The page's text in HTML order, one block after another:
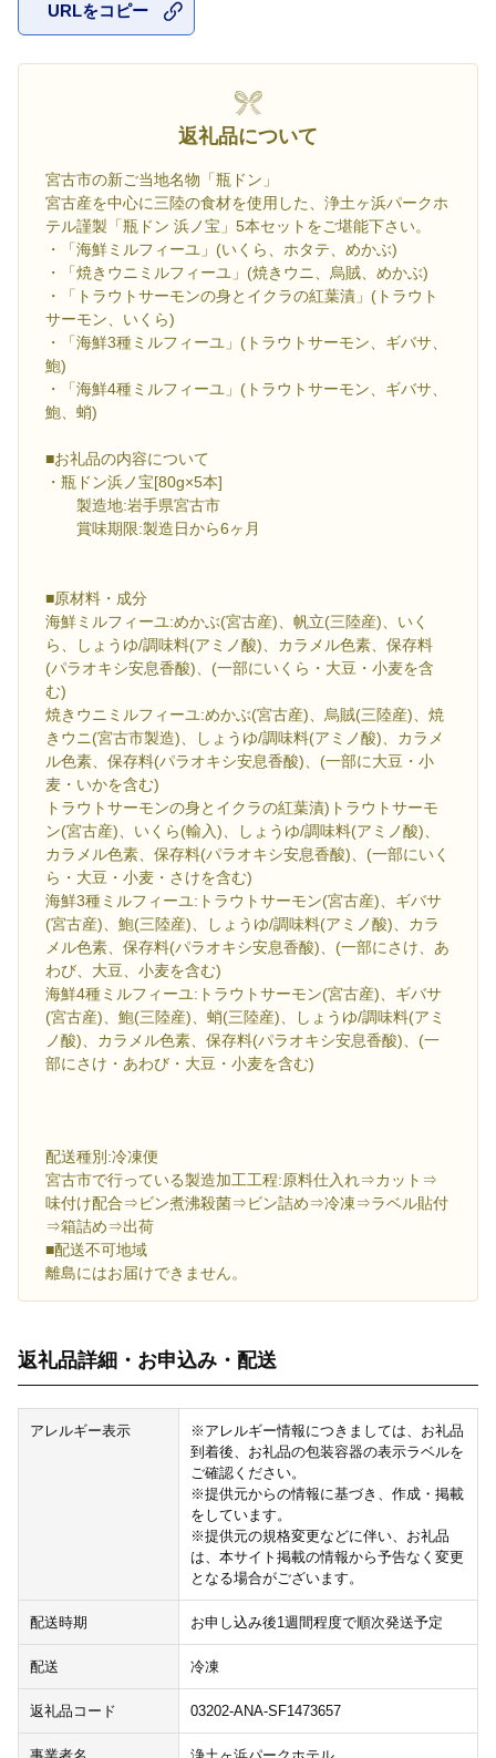
URLをコピー
返礼品について
宮古市の新ご当地名物「瓶ドン」
宮古産を中心に三陸の食材を使用した、浄土ヶ浜パークホ
テル謹製「瓶ドン 浜ノ宝」5本セットをご堪能下さい。
・「海鮮ミルフィーユ」(いくら、ホタテ、めかぶ)
・「焼きウニミルフィーユ」(焼きウニ、烏賊、めかぶ)
・「トラウトサーモンの身とイクラの紅葉漬」(トラウト
サーモン、いくら)
・「海鮮3種ミルフィーユ」(トラウトサーモン、ギバサ、
鮑)
・「海鮮4種ミルフィーユ」(トラウトサーモン、ギバサ、
鮑、蛸)
■お礼品の内容について
・瓶ドン浜ノ宝[80g×5本]
製造地:岩手県宮古市
賞味期限:製造日から6ヶ月
■原材料・成分
海鮮ミルフィーユ:めかぶ(宮古産)、帆立(三陸産)、いく
ら、しょうゆ/調味料(アミノ酸)、カラメル色素、保存料
(パラオキシ安息香酸)、(一部にいくら・大豆・小麦を含
む)
焼きウニミルフィーユ:めかぶ(宮古産)、烏賊(三陸産)、焼
きウニ(宮古市製造)、しょうゆ/調味料(アミノ酸)、カラメ
ル色素、保存料(パラオキシ安息香酸)、(一部に大豆・小
麦・いかを含む)
トラウトサーモンの身とイクラの紅葉漬)トラウトサーモ
ン(宮古産)、いくら(輸入)、しょうゆ/調味料(アミノ酸)、
カラメル色素、保存料(パラオキシ安息香酸)、(一部にいく
ら・大豆・小麦・さけを含む)
海鮮3種ミルフィーユ:トラウトサーモン(宮古産)、ギバサ
(宮古産)、鮑(三陸産)、しょうゆ/調味料(アミノ酸)、カラ
メル色素、保存料(パラオキシ安息香酸)、(一部にさけ、あ
わび、大豆、小麦を含む)
海鮮4種ミルフィーユ:トラウトサーモン(宮古産)、ギバサ
(宮古産)、鮑(三陸産)、蛸(三陸産)、しょうゆ/調味料(アミ
ノ酸)、カラメル色素、保存料(パラオキシ安息香酸)、(一
部にさけ・あわび・大豆・小麦を含む)
配送種別:冷凍便
宮古市で行っている製造加工工程:原料仕入れ⇒カット⇒
味付け配合⇒ビン煮沸殺菌⇒ビン詰め⇒冷凍⇒ラベル貼付
⇒箱詰め⇒出荷
■配送不可地域
離島にはお届けできません。
返礼品詳細・お申込み・配送
アレルギー表示
※アレルギー情報につきましては、お礼品
到着後、お礼品の包装容器の表示ラベルを
ご確認ください。
※提供元からの情報に基づき、作成・掲載
をしています。
※提供元の規格変更などに伴い、お礼品
は、本サイト掲載の情報から予告なく変更
となる場合がございます。
配送時期 お申し込み後1週間程度で順次発送予定
配送 冷凍
返礼品コード 03202-ANA-SF1473657